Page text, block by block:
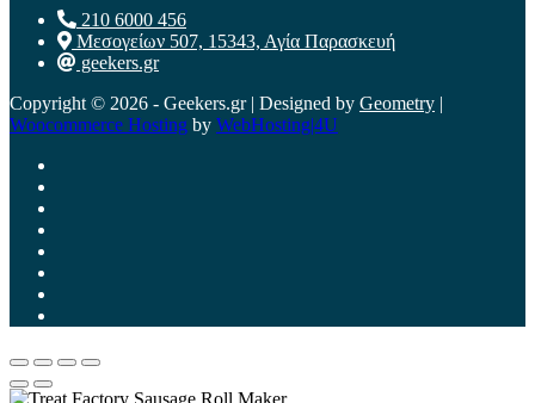
210 6000 456
Μεσογείων 507, 15343, Αγία Παρασκευή
geekers.gr
Copyright © 2026 - Geekers.gr | Designed by Geometry |
Woocommerce Hosting by WebHosting|4U